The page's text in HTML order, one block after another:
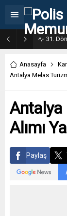
Anasayfa
Antalya Melas
Antalya
Alımı
Paylaş